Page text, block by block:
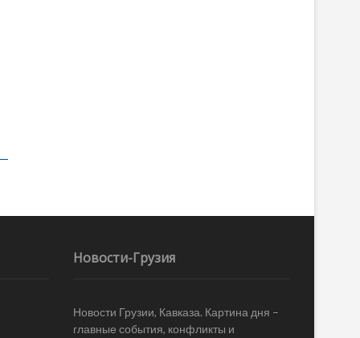
Новости-Грузия
Новости Грузии, Кавказа. Картина дня –
главные события, конфликты и